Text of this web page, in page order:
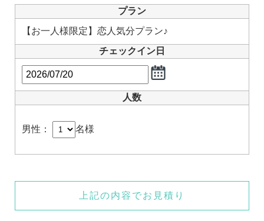
プラン
【お一人様限定】恋人気分プラン♪
チェックイン日
人数
男性： 名様
上記の内容でお見積り